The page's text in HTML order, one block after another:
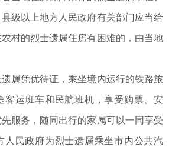
级以上地方人民政府有关部门应当给
村的烈士遗属住房有困难的，由当地
凭优待证，乘坐境内运行的铁路旅
客运班车和民航班机，享受购票、安
服务，随同出行的家属可以一同享受
人民政府为烈士遗属乘坐市内公共汽